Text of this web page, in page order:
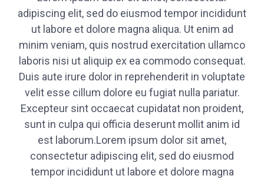
adipiscing elit, sed do eiusmod tempor incididunt
ut labore et dolore magna aliqua. Ut enim ad
minim veniam, quis nostrud exercitation ullamco
laboris nisi ut aliquip ex ea commodo consequat.
Duis aute irure dolor in reprehenderit in voluptate
velit esse cillum dolore eu fugiat nulla pariatur.
Excepteur sint occaecat cupidatat non proident,
sunt in culpa qui officia deserunt mollit anim id
est laborum.Lorem ipsum dolor sit amet,
consectetur adipiscing elit, sed do eiusmod
tempor incididunt ut labore et dolore magna